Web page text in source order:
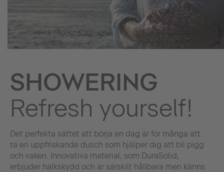
SHOWERING
Refresh yourself!
Det perfekta sättet att börja en dag är för många att
ta en uppfriskande dusch som hjälper dig att bli pigg
och vaken. Innovativa material, som DuraSolid,
erbjuder halkskydd och är särskilt hållbara men känns